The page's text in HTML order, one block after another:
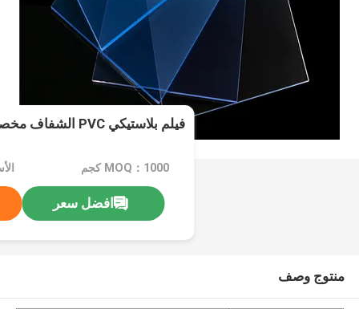
فيلم بلاستيكي PVC الشفاف مخصص للتغليف
MOQ：1000 كجم
افضل سعر
منتوج وصف